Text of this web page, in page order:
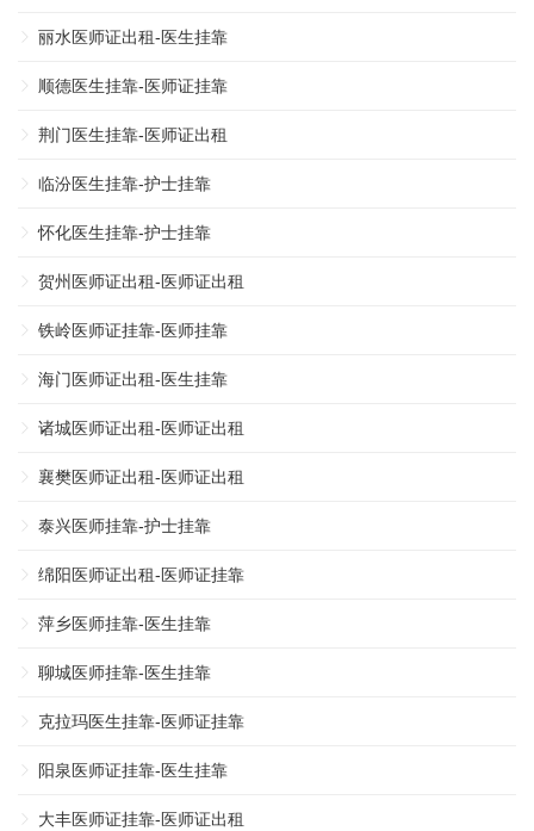
丽水医师证出租-医生挂靠
顺德医生挂靠-医师证挂靠
荆门医生挂靠-医师证出租
临汾医生挂靠-护士挂靠
怀化医生挂靠-护士挂靠
贺州医师证出租-医师证出租
铁岭医师证挂靠-医师挂靠
海门医师证出租-医生挂靠
诸城医师证出租-医师证出租
襄樊医师证出租-医师证出租
泰兴医师挂靠-护士挂靠
绵阳医师证出租-医师证挂靠
萍乡医师挂靠-医生挂靠
聊城医师挂靠-医生挂靠
克拉玛医生挂靠-医师证挂靠
阳泉医师证挂靠-医生挂靠
大丰医师证挂靠-医师证出租